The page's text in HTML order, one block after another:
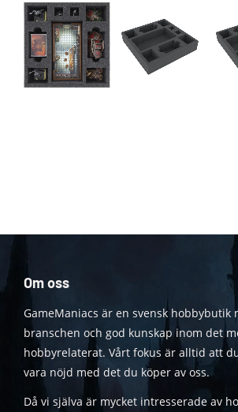
Om oss
GameManiacs är en svensk hobbybutik
branschen och god kunskap inom det
hobbyrelaterat. Vårt fokus är alltid att
vara nöjd med det du köper av oss.
Då vi själva är mycket intresserade av